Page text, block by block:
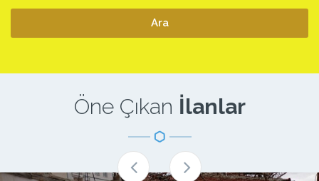
Öne Çıkan İlanlar